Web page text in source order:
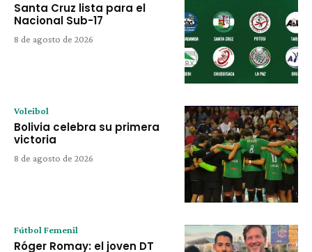
Santa Cruz lista para el
Nacional Sub-17
8 de agosto de 2026
Voleibol
Bolivia celebra su primera
victoria
8 de agosto de 2026
Fútbol Femenil
Róger Romay: el joven DT